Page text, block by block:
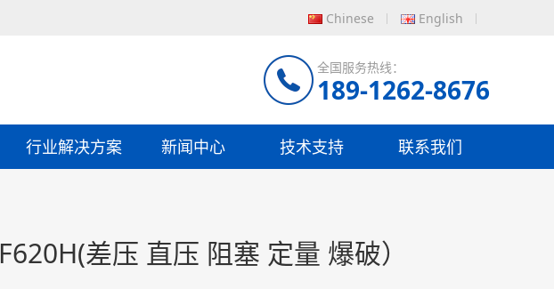
Chinese English
全国服务热线：
189-1262-8676
行业解决方案 新闻中心 技术支持 联系我们
F620H(差压 直压 阻塞 定量 爆破）